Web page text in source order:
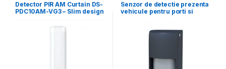
Detector PIR AM Curtain DS-
PDC10AM-VG3 – Slim design
Senzor de detectie prezenta
vehicule pentru porti si